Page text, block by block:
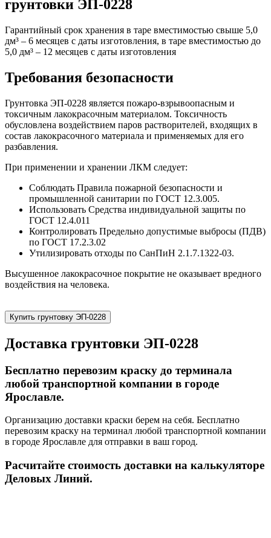
грунтовки ЭП-0228
Гарантийный срок хранения в таре вместимостью свыше 5,0
дм³ – 6 месяцев с даты изготовления, в таре вместимостью до
5,0 дм³ – 12 месяцев с даты изготовления
Требования безопасности
Грунтовка ЭП-0228 является пожаро-взрывоопасным и
токсичным лакокрасочным материалом. Токсичность
обусловлена воздействием паров растворителей, входящих в
состав лакокрасочного материала и применяемых для его
разбавления.
При применении и хранении ЛКМ следует:
Соблюдать Правила пожарной безопасности и
промышленной санитарии по ГОСТ 12.3.005.
Использовать Средства индивидуальной защиты по
ГОСТ 12.4.011
Контролировать Предельно допустимые выбросы (ПДВ)
по ГОСТ 17.2.3.02
Утилизировать отходы по СанПиН 2.1.7.1322-03.
Высушенное лакокрасочное покрытие не оказывает вредного
воздействия на человека.
Купить грунтовку ЭП-0228
Доставка грунтовки ЭП-0228
Бесплатно перевозим краску до терминала
любой транспортной компании в городе
Ярославле.
Организацию доставки краски берем на себя. Бесплатно
перевозим краску на терминал любой транспортной компании
в городе Ярославле для отправки в ваш город.
Расчитайте стоимость доставки на калькуляторе
Деловых Линий.